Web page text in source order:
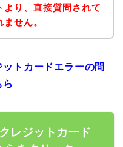
より、直接質問されて
せん。
トカードエラーの問
レジットカード